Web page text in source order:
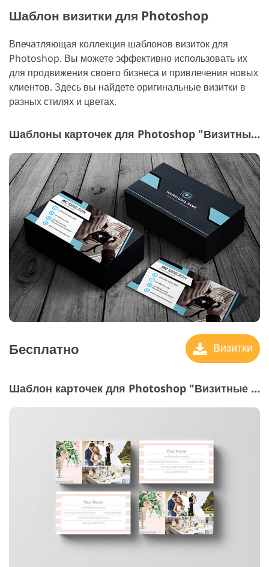
Шаблон визитки для Photoshop
Впечатляющая коллекция шаблонов визиток для
Photoshop. Вы можете эффективно использовать их
для продвижения своего бизнеса и привлечения новых
клиентов. Здесь вы найдете оригинальные визитки в
разных стилях и цветах.
Шаблоны карточек для Photoshop "Визитные карточки в сфере недвижимости"
Бесплатно Визитки
Шаблон карточек для Photoshop "Визитные карточки"